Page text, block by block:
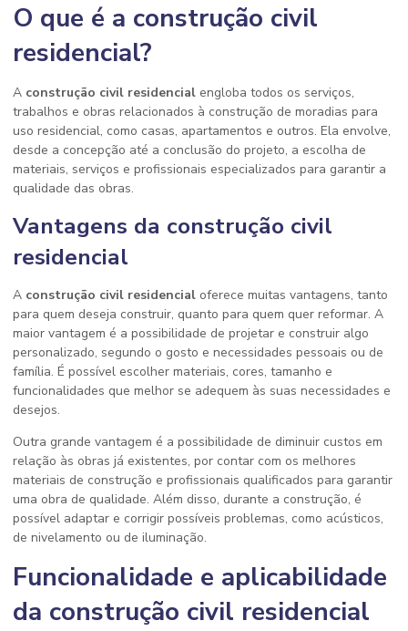
O que é a construção civil
residencial?
A construção civil residencial engloba todos os serviços,
trabalhos e obras relacionados à construção de moradias para
uso residencial, como casas, apartamentos e outros. Ela envolve,
desde a concepção até a conclusão do projeto, a escolha de
materiais, serviços e profissionais especializados para garantir a
qualidade das obras.
Vantagens da construção civil
residencial
A construção civil residencial oferece muitas vantagens, tanto
para quem deseja construir, quanto para quem quer reformar. A
maior vantagem é a possibilidade de projetar e construir algo
personalizado, segundo o gosto e necessidades pessoais ou de
família. É possível escolher materiais, cores, tamanho e
funcionalidades que melhor se adequem às suas necessidades e
desejos.
Outra grande vantagem é a possibilidade de diminuir custos em
relação às obras já existentes, por contar com os melhores
materiais de construção e profissionais qualificados para garantir
uma obra de qualidade. Além disso, durante a construção, é
possível adaptar e corrigir possíveis problemas, como acústicos,
de nivelamento ou de iluminação.
Funcionalidade e aplicabilidade
da construção civil residencial